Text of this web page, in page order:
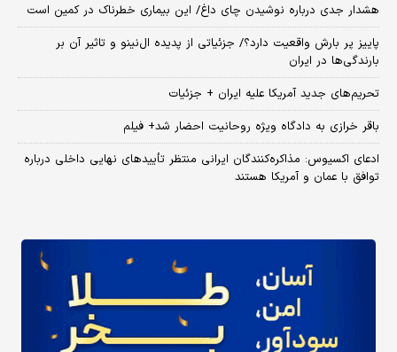
هشدار جدی درباره نوشیدن چای داغ/ این بیماری خطرناک در کمین است
پاییز پر بارش واقعیت دارد؟/ جزئیاتی از پدیده ال‌نینو و تاثیر آن بر
بارندگی‌ها در ایران
تحریم‌های جدید آمریکا علیه ایران + جزئیات
باقر خرازی به دادگاه ویژه روحانیت احضار شد+ فیلم
ادعای اکسیوس: مذاکره‌کنندگان ایرانی منتظر تأییدهای نهایی داخلی درباره
توافق با عمان و آمریکا هستند